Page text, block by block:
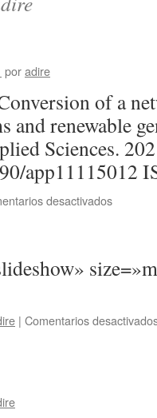
poradire
of a
and renewable
Sciences.
app11115012
desactivadosen
| Comentarios